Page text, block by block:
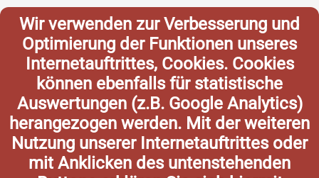
Wir verwenden zur Verbesserung und
Optimierung der Funktionen unseres
Internetauftrittes, Cookies. Cookies
können ebenfalls für statistische
Auswertungen (z.B. Google Analytics)
herangezogen werden. Mit der weiteren
Nutzung unserer Internetauftrittes oder
mit Anklicken des untenstehenden